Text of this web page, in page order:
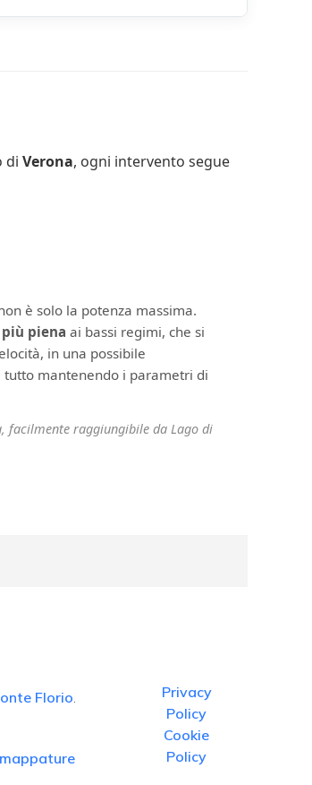
di Verona, ogni intervento segue
è solo la potenza massima.
piena ai bassi regimi, che si
in una possibile
tutto mantenendo i parametri di
facilmente raggiungibile da Lago di
Florio.
Privacy
Policy
Cookie
Policy